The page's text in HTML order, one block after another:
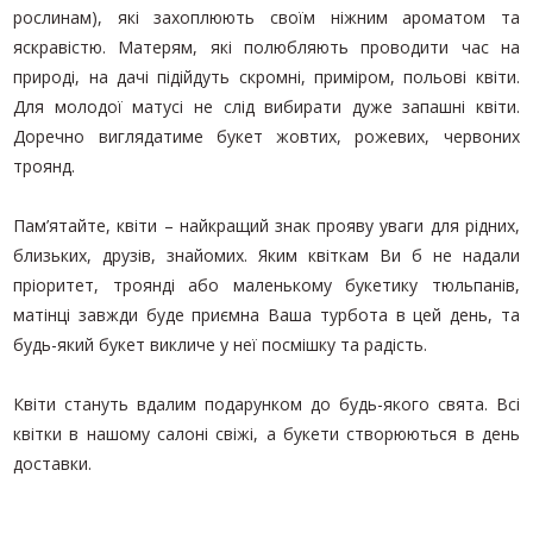
рослинам), які захоплюють своїм ніжним ароматом та
яскравістю. Матерям, які полюбляють проводити час на
природі, на дачі підійдуть скромні, приміром, польові квіти.
Для молодої матусі не слід вибирати дуже запашні квіти.
Доречно виглядатиме букет жовтих, рожевих, червоних
троянд.
Пам’ятайте, квіти – найкращий знак прояву уваги для рідних,
близьких, друзів, знайомих. Яким квіткам Ви б не надали
пріоритет, троянді або маленькому букетику тюльпанів,
матінці завжди буде приємна Ваша турбота в цей день, та
будь-який букет викличе у неї посмішку та радість.
Квіти стануть вдалим подарунком до будь-якого свята. Всі
квітки в нашому салоні свіжі, а букети створюються в день
доставки.